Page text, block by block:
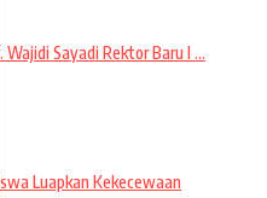
Sayadi Rektor Baru I ...
Luapkan Kekecewaan